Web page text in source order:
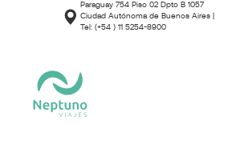
Paraguay 754 Piso 02 Dpto B 1057
Ciudad Autónoma de Buenos Aires |
Tel: (+54 ) 11 5254-8900